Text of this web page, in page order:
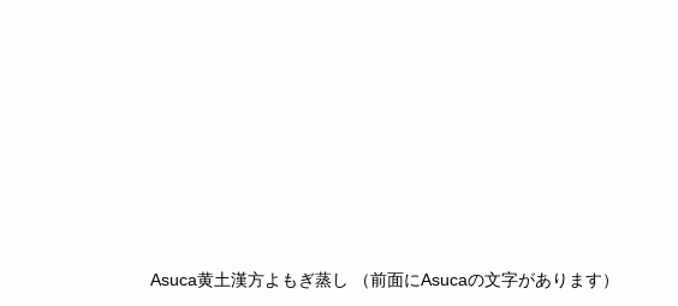
Asuca黄土漢方よもぎ蒸し （前面にAsucaの文字があります）